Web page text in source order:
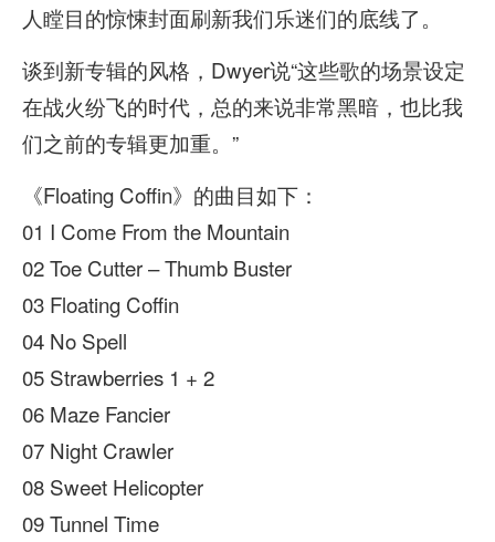
人瞠目的惊悚封面刷新我们乐迷们的底线了。
谈到新专辑的风格，Dwyer说“这些歌的场景设定
在战火纷飞的时代，总的来说非常黑暗，也比我
们之前的专辑更加重。”
《Floating Coffin》的曲目如下：
01 I Come From the Mountain
02 Toe Cutter – Thumb Buster
03 Floating Coffin
04 No Spell
05 Strawberries 1 + 2
06 Maze Fancier
07 Night Crawler
08 Sweet Helicopter
09 Tunnel Time